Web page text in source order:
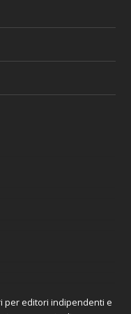
per editori indipendenti e